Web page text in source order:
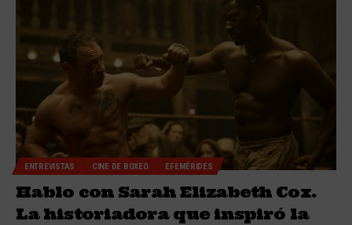
ENTREVISTAS CINE DE BOXEO EFEMÉRIDES
Hablo con Sarah Elizabeth Cox.
La historiadora que inspiró la